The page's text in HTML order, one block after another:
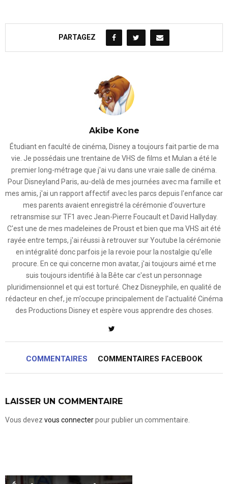
PARTAGEZ
Akibe Kone
Étudiant en faculté de cinéma, Disney a toujours fait partie de ma
vie. Je possédais une trentaine de VHS de films et Mulan a été le
premier long-métrage que j'ai vu dans une vraie salle de cinéma.
Pour Disneyland Paris, au-delà de mes journées avec ma famille et
mes amis, j'ai un rapport affectif avec les parcs depuis l'enfance car
mes parents avaient enregistré la cérémonie d'ouverture
retransmise sur TF1 avec Jean-Pierre Foucault et David Hallyday.
C'est une de mes madeleines de Proust et bien que ma VHS ait été
rayée entre temps, j'ai réussi à retrouver sur Youtube la cérémonie
en intégralité donc parfois je la revoie pour la nostalgie qu'elle
procure. En ce qui concerne mon avatar, j'ai toujours aimé et me
suis toujours identifié à la Bête car c'est un personnage
pluridimensionnel et qui est torturé. Chez Disneyphile, en qualité de
rédacteur en chef, je m'occupe principalement de l'actualité Cinéma
des Productions Disney et espère vous apprendre des choses.
COMMENTAIRES COMMENTAIRES FACEBOOK
LAISSER UN COMMENTAIRE
Vous devez vous connecterpour publier un commentaire.